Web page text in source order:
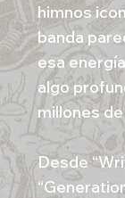
himnos
banda
esa
algo
millones
Desde